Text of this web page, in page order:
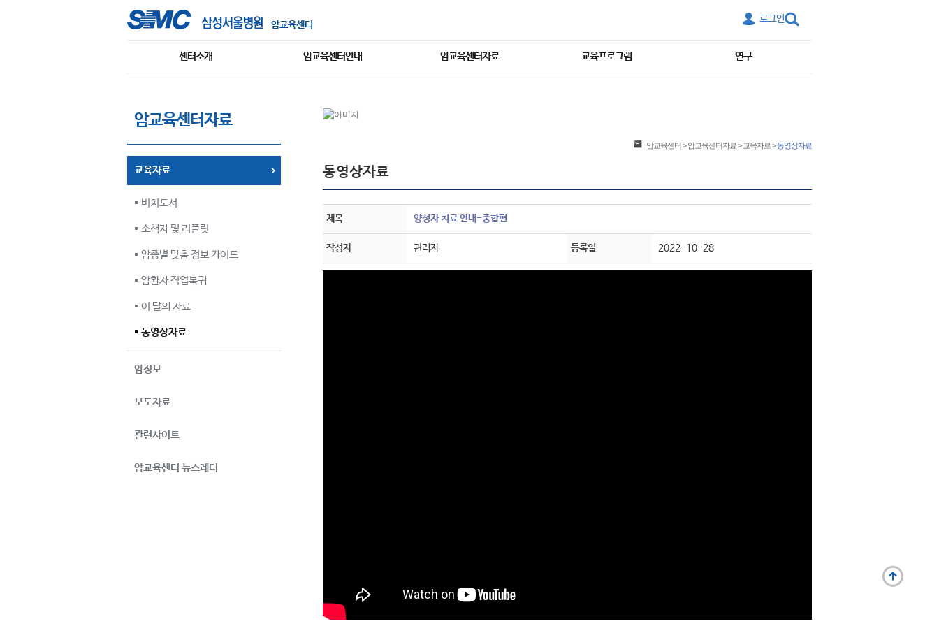
암교육센터
로그인
센터소개 암교육센터안내 암교육센터자료 교육프로그램 연구
암교육센터자료
교육자료
비치도서
소책자 및 리플릿
암종별 맞춤 정보 가이드
암환자 직업복귀
이 달의 자료
동영상자료
암정보
보도자료
관련사이트
암교육센터 뉴스레터
암교육센터>암교육센터자료 > 교육자료 >동영상자료
동영상자료
제목 양성자 치료 안내-종합편
작성자 관리자 등록일 2022-10-28